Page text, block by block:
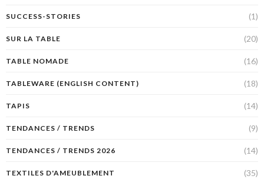
SUCCESS-STORIES (1)
SUR LA TABLE (20)
TABLE NOMADE (16)
TABLEWARE (ENGLISH CONTENT) (18)
TAPIS (14)
TENDANCES / TRENDS (9)
TENDANCES / TRENDS 2026 (14)
TEXTILES D'AMEUBLEMENT (35)